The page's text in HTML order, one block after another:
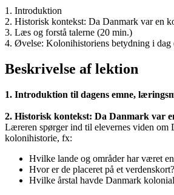
1. Introduktion
2. Historisk kontekst: Da Danmark var en
3. Læs og forstå talerne (20 min.)
4. Øvelse: Kolonihistoriens betydning i dag
Beskrivelse af lektion
1. Introduktion til dagens emne,
2. Historisk kontekst: Da Danmark var
Læreren spørger ind til elevernes viden om
kolonihistorie, fx:
Hvilke lande og områder har været
Hvor er de placeret på et verdenskort?
Hvilke årstal havde Danmark